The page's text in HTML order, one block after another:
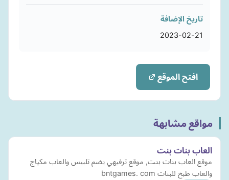
تاريخ الإضافة
2023-02-21
افتح الموقع
مواقع مشابهة
العاب بنات بنت
موقع العاب بنات بنت, موقع ترفيهي يضم تلبيس والعاب مكياج
والعاب طبخ للبنات bntgames. com